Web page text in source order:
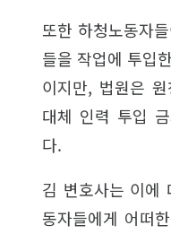
또한 하청노동자
들을 작업에 투입
이지만, 법원은
대체 인력 투입
다.
김 변호사는 이에
동자들에게 어떠